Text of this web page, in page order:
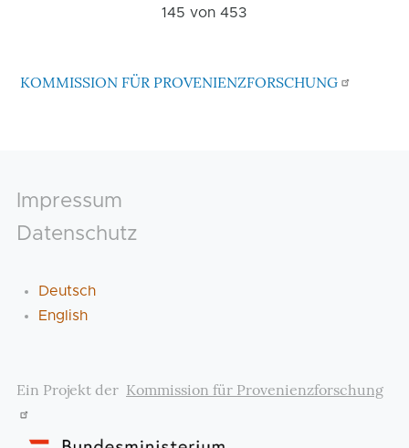
145 von453
KOMMISSION FÜR PROVENIENZFORSCHUNG
Footer
Impressum
Datenschutz
Deutsch
English
Ein Projekt der Kommission für Provenienzforschung